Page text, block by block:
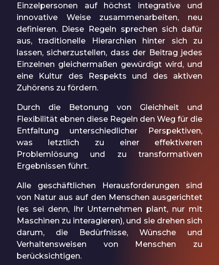
Einzelpersonen auf höchst integrative und
innovative Weise zusammenarbeiten, neu
definieren. Diese Regeln sprechen sich dafür
aus, traditionelle Hierarchien hinter sich zu
lassen, sicherzustellen, dass der Beitrag jedes
Einzelnen gleichermaßen gewürdigt wird, und
eine Kultur des Respekts und des aktiven
Zuhörens zu fördern.
Durch die Betonung von Gleichheit und
Flexibilität ebnen diese Regeln den Weg für die
Entfaltung unterschiedlicher Perspektiven,
was letztlich zu einer effektiveren
Problemlösung und zu transformativen
Ergebnissen führt.
Alle geschäftlichen Herausforderungen sind
von Natur aus auf den Menschen ausgerichtet
(es sei denn, Ihr Unternehmen plant, nur mit
Maschinen zu interagieren), und sie drehen sich
darum, die Bedürfnisse, Wünsche und
Verhaltensweisen von Menschen zu
berücksichtigen.